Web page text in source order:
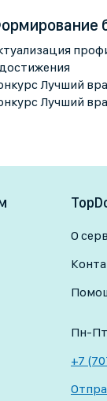
Лучший
Лучший
О
Пн-
+7